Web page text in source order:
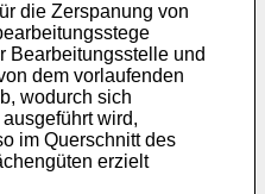
die Zerspanung von
Bearbeitungsstelle und
dem vorlaufenden
wodurch sich
wird,
im Querschnitt des
erzielt